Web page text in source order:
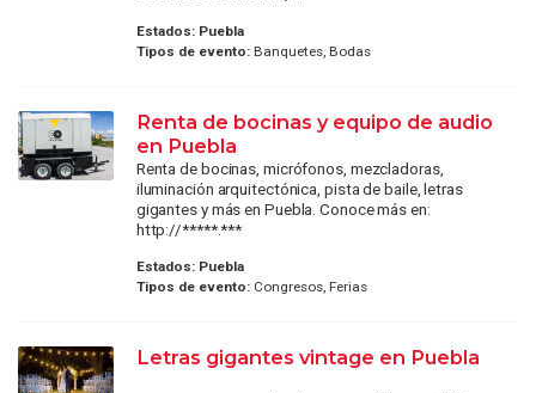
Estados: Puebla
Tipos de evento:Banquetes, Bodas
Renta de bocinas y equipo de audio
en Puebla
Renta de bocinas, micrófonos, mezcladoras,
iluminación arquitectónica, pista de baile, letras
gigantes y más en Puebla. Conoce más en:
http://*****.***
Estados: Puebla
Tipos de evento:Congresos, Ferias
Letras gigantes vintage en Puebla